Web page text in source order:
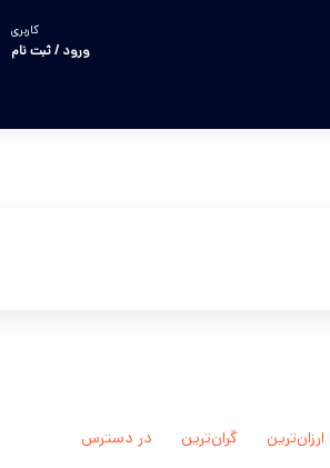
کاربری
ورود / ثبت نام
ارزان‌ترین گران‌ترین در دسترس